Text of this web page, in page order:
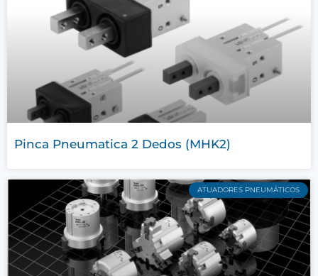
Pinca Pneumatica 2 Dedos (MHK2)
ATUADORES PNEUMÁTICOS